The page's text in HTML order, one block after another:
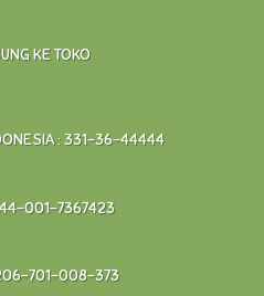
KE TOKO
: 331-36-44444
001-7367423
206-701-008-373